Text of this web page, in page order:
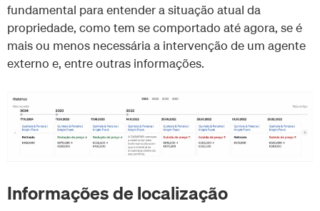
fundamental para entender a situação atual da
propriedade, como tem se comportado até agora, se é
mais ou menos necessária a intervenção de um agente
externo e, entre outras informações.
Informações de localização